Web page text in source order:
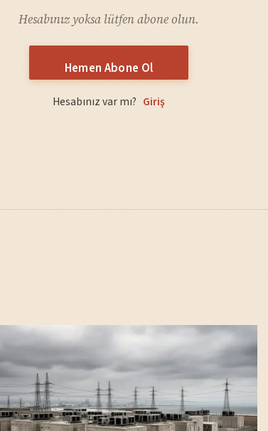
Hesabınız yoksa lütfen abone olun.
Hemen Abone Ol
Hesabınız var mı? Giriş